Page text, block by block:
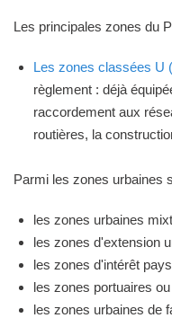
Les principales zones du
Les zones classées U
règlement : déjà
raccordement aux
routières, la
Parmi les zones urbaines
les zones urbaines
les zones d'extension
les zones d'intérêt
les zones portuaires
les zones urbaines de